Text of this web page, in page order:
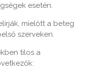
esetén.
mielőtt a beteg
szerveken.
tilos a